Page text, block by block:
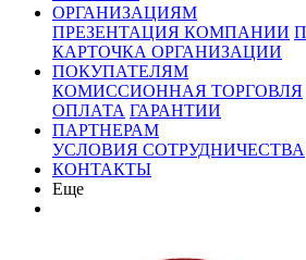
ОРГАНИЗАЦИЯМ
ПРЕЗЕНТАЦИЯ КОМПАНИИ
КАРТОЧКА ОРГАНИЗАЦИИ
ПОКУПАТЕЛЯМ
КОМИССИОННАЯ ТОРГОВЛЯ
ОПЛАТА ГАРАНТИИ
ПАРТНЕРАМ
УСЛОВИЯ СОТРУДНИЧЕСТВА
КОНТАКТЫ
Еще